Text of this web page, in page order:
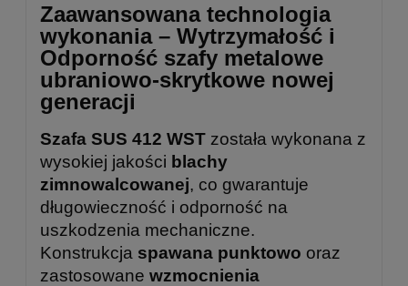
Zaawansowana technologia
wykonania – Wytrzymałość i
Odporność szafy metalowe
ubraniowo-skrytkowe nowej
generacji
Szafa SUS 412 WST została wykonana z
wysokiej jakości blachy
zimnowalcowanej, co gwarantuje
długowieczność i odporność na
uszkodzenia mechaniczne.
Konstrukcja spawana punktowo oraz
zastosowane wzmocnienia